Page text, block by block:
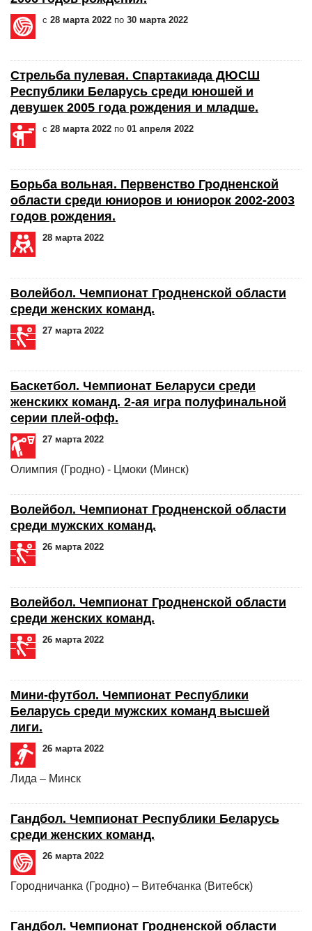
с 28 марта 2022 по 30 марта 2022
Стрельба пулевая. Спартакиада ДЮСШ
Республики Беларусь среди юношей и
девушек 2005 года рождения и младше.
с 28 марта 2022 по 01 апреля 2022
Борьба вольная. Первенство Гродненской
области среди юниоров и юниорок 2002-2003
годов рождения.
28 марта 2022
Волейбол. Чемпионат Гродненской области
среди женских команд.
27 марта 2022
Баскетбол. Чемпионат Беларуси среди
женскикх команд. 2-ая игра полуфинальной
серии плей-офф.
27 марта 2022
Олимпия (Гродно) - Цмоки (Минск)
Волейбол. Чемпионат Гродненской области
среди мужских команд.
26 марта 2022
Волейбол. Чемпионат Гродненской области
среди женских команд.
26 марта 2022
Мини-футбол. Чемпионат Республики
Беларусь среди мужских команд высшей
лиги.
26 марта 2022
Лида – Минск
Гандбол. Чемпионат Республики Беларусь
среди женских команд.
26 марта 2022
Городничанка (Гродно) – Витебчанка (Витебск)
Гандбол. Чемпионат Гродненской области